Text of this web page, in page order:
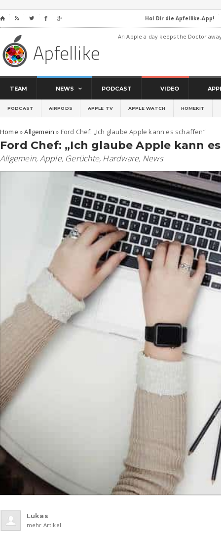
⌂     Hol Dir die Apfellike-App!
An Apple a day keeps the Doctor
TEAM NEWS PODCAST VIDEO
PODCAST AIRPODS APPLE TV APPLE WATCH HOMEKIT
Home »Allgemein » Ford Chef: „Ich glaube Apple kann es schaffen“
Ford Chef: „Ich glaube Apple kann
Allgemein, Apple, Gerüchte, Hardware, News
Lukas
mehr Artikel